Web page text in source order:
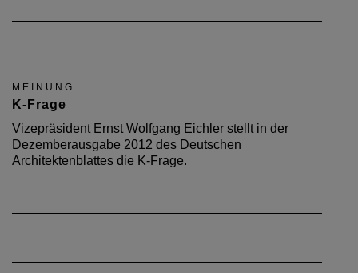
MEINUNG
K-Frage
Vizepräsident Ernst Wolfgang Eichler stellt in der
Dezemberausgabe 2012 des Deutschen
Architektenblattes die K-Frage.